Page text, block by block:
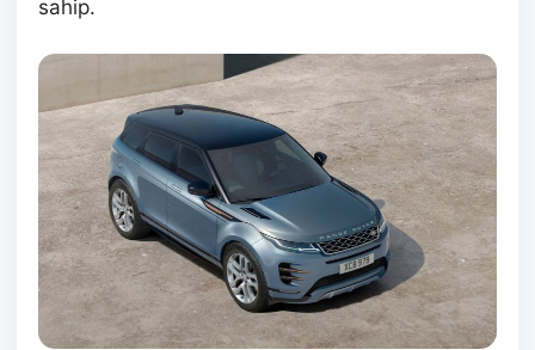
sahip.